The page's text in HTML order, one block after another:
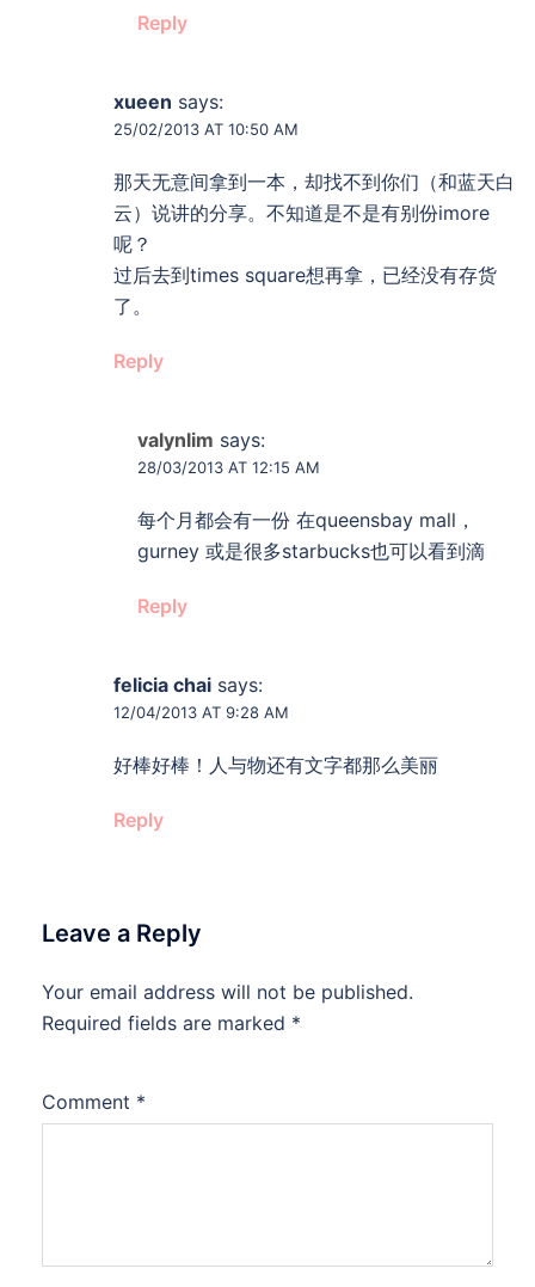
Reply
xueen says:
25/02/2013 AT 10:50 AM
那天无意间拿到一本，却找不到你们（和蓝天白
云）说讲的分享。不知道是不是有别份imore
呢？
过后去到times square想再拿，已经没有存货
了。
Reply
valynlim says:
28/03/2013 AT 12:15 AM
每个月都会有一份 在queensbay mall，
gurney 或是很多starbucks也可以看到滴
Reply
felicia chai says:
12/04/2013 AT 9:28 AM
好棒好棒！人与物还有文字都那么美丽
Reply
Leave a Reply
Your email address will not be published.
Required fields are marked *
Comment *